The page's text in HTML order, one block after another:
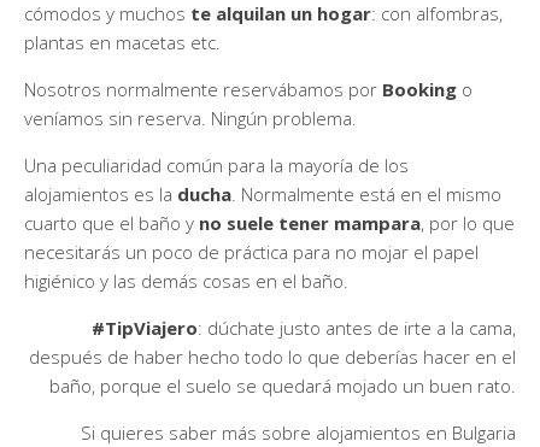
cómodos y muchos te alquilan un hogar: con alfombras,
plantas en macetas etc.
Nosotros normalmente reservábamos por Booking o
veníamos sin reserva. Ningún problema.
Una peculiaridad común para la mayoría de los
alojamientos es la ducha. Normalmente está en el mismo
cuarto que el baño y no suele tener mampara, por lo que
necesitarás un poco de práctica para no mojar el papel
higiénico y las demás cosas en el baño.
#TipViajero: dúchate justo antes de irte a la cama,
después de haber hecho todo lo que deberías hacer en el
baño, porque el suelo se quedará mojado un buen rato.
Si quieres saber más sobre alojamientos en Bulgaria